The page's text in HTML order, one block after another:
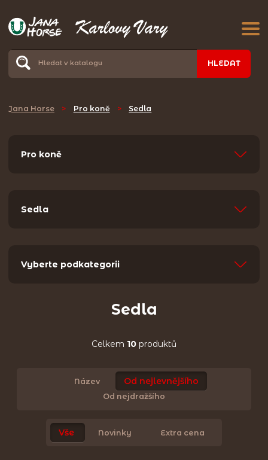
HLEDAT
Jana Horse > Pro koně > Sedla
Pro koně
Sedla
Vyberte podkategorii
Sedla
Celkem 10 produktů
Název Od nejlevnějšího
Od nejdražšího
Vše Novinky Extra cena